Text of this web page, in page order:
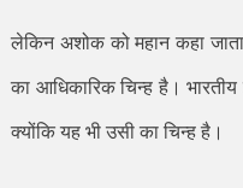
लेकिन अशोक को महान कहा
का आधिकारिक चिन्ह है।
क्योंकि यह भी उसी का चिन्ह है।